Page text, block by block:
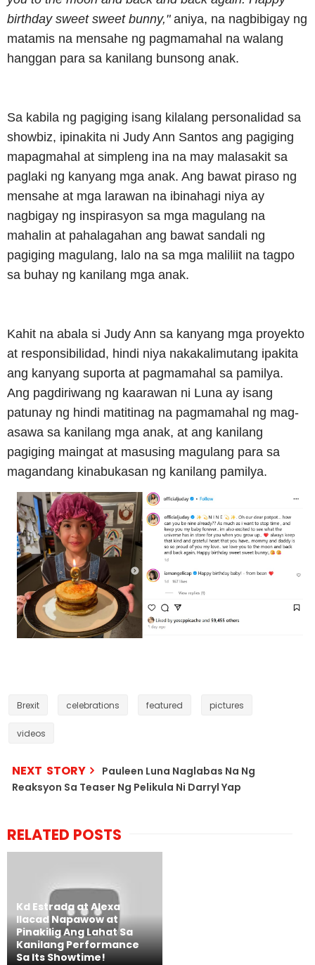
birthday sweet sweet bunny,"aniya, na nagbibigay ng
matamis na mensahe ng pagmamahal na walang
hanggan para sa kanilang bunsong anak.
Sa kabila ng pagiging isang kilalang personalidad sa
showbiz, ipinakita ni Judy Ann Santos ang pagiging
mapagmahal at simpleng ina na may malasakit sa
paglaki ng kanyang mga anak. Ang bawat piraso ng
mensahe at mga larawan na ibinahagi niya ay
nagbigay ng inspirasyon sa mga magulang na
mahalin at pahalagahan ang bawat sandali ng
pagiging magulang, lalo na sa mga maliliit na tagpo
sa buhay ng kanilang mga anak.
Kahit na abala si Judy Ann sa kanyang mga proyekto
at responsibilidad, hindi niya nakakalimutang ipakita
ang kanyang suporta at pagmamahal sa pamilya.
Ang pagdiriwang ng kaarawan ni Luna ay isang
patunay ng hindi matitinag na pagmamahal ng mag-
asawa sa kanilang mga anak, at ang kanilang
pagiging maingat at masusing magulang para sa
magandang kinabukasan ng kanilang pamilya.
Brexit celebrations featured pictures
videos
NEXT STORY
Pauleen Luna Naglabas Na Ng
Reaksyon Sa Teaser Ng Pelikula Ni Darryl Yap
RELATED POSTS
Kd Estrada at Alexa
Ilacad Napawow at
Pinakilig Ang Lahat Sa
Kanilang Performance
Sa Its Showtime!